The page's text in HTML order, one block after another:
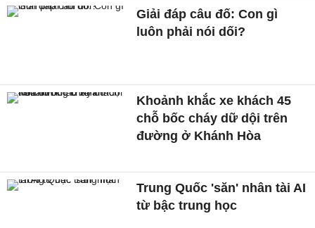
Giải đáp câu đố: Con gì
luôn phải nói dối?
Khoảnh khắc xe khách 45
chỗ bốc cháy dữ dội trên
đường ở Khánh Hòa
Trung Quốc 'săn' nhân tài AI
từ bậc trung học